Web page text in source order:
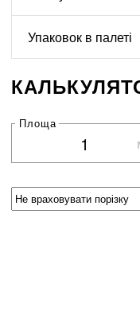
Упаковок в палеті
Площа